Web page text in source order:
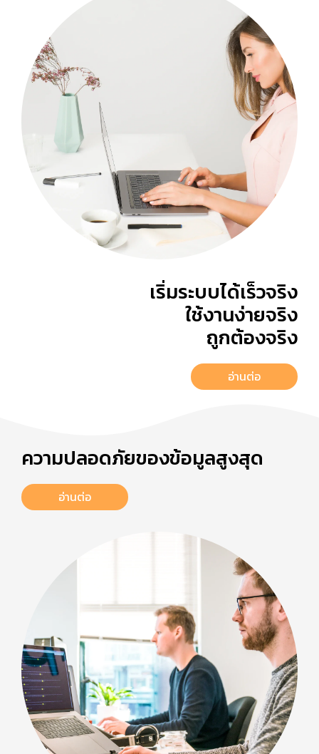
เริ่มระบบได้เร็วจริง
ใช้งานง่ายจริง
ถูกต้องจริง
อ่านต่อ
ความปลอดภัยของข้อมูลสูงสุด
อ่านต่อ